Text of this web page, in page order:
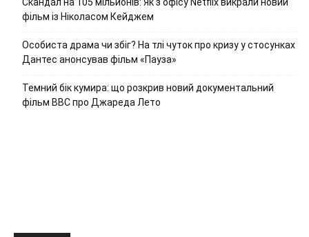
Скандал на 105 мільйонів: Як з офісу Netflix викрали новий
фільм із Ніколасом Кейджем
Особиста драма чи збіг? На тлі чуток про кризу у стосунках
Дантес анонсував фільм «Пауза»
Темний бік кумира: що розкрив новий документальний
фільм ВВС про Джареда Лето